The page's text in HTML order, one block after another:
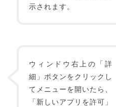
示されます。
ウィンドウ右上の「詳
細」ボタンをクリックし
てメニューを開いたら、
「新しいアプリを許可」